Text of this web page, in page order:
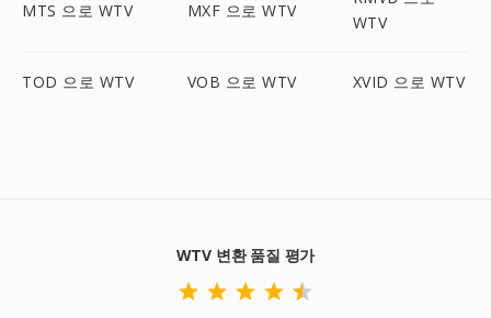
MTS 으로 WTV MXF 으로 WTV
WTV
TOD 으로 WTV VOB 으로 WTV XVID 으로 WTV
WTV 변환 품질 평가